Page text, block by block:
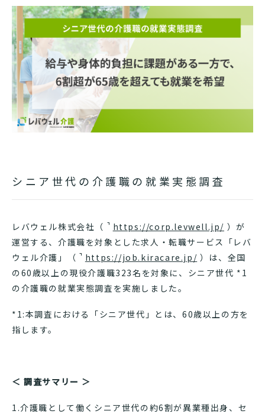
シニア世代の介護職の就業実態調査
レバウェル株式会社（ https://corp.levwell.jp/ ）が
運営する、介護職を対象とした求人・転職サービス「レバ
ウェル介護」（
https://job.kiracare.jp/ ）は、全国
の60歳以上の現役介護職323名を対象に、シニア世代 *1
の介護職の就業実態調査を実施しました。
*1:本調査における「シニア世代」とは、60歳以上の方を
指します。
＜ 調査サマリー ＞
1.介護職として働くシニア世代の約6割が異業種出身、セ